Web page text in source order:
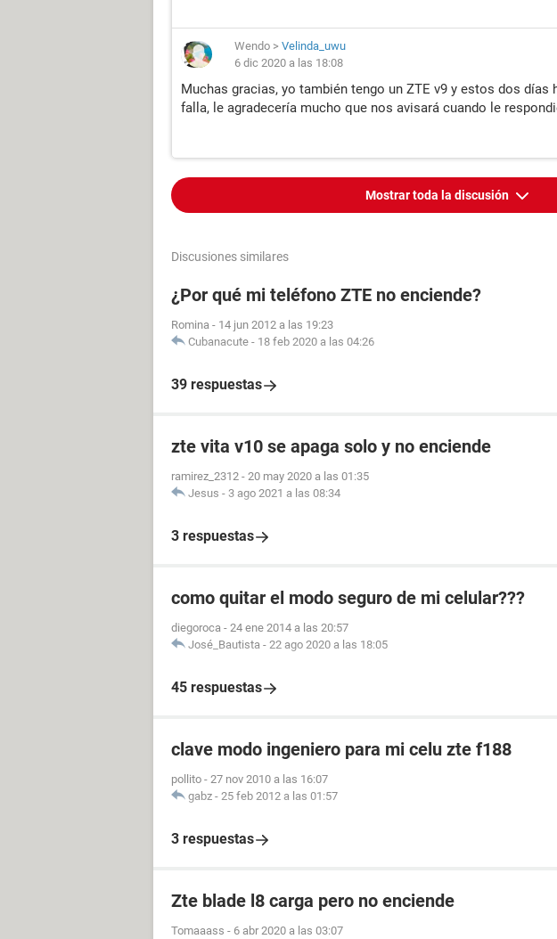
Wendo > Velinda_uwu
6 dic 2020 a las 18:08
Muchas gracias, yo también tengo un ZTE v9 y estos dos días
falla, le agradecería mucho que nos avisará cuando le
Mostrar toda la discusión
Discusiones similares
¿Por qué mi teléfono ZTE no enciende?
Romina - 14 jun 2012 a las 19:23
Cubanacute - 18 feb 2020 a las 04:26
39 respuestas
zte vita v10 se apaga solo y no enciende
ramirez_2312 - 20 may 2020 a las 01:35
Jesus - 3 ago 2021 a las 08:34
3 respuestas
como quitar el modo seguro de mi celular???
diegoroca - 24 ene 2014 a las 20:57
José_Bautista - 22 ago 2020 a las 18:05
45 respuestas
clave modo ingeniero para mi celu zte f188
pollito - 27 nov 2010 a las 16:07
gabz - 25 feb 2012 a las 01:57
3 respuestas
Zte blade l8 carga pero no enciende
Tomaaass - 6 abr 2020 a las 03:07